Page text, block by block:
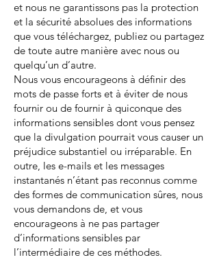
et nous ne garantissons pas la protection
et la sécurité absolues des informations
que vous téléchargez, publiez ou partagez
de toute autre manière avec nous ou
quelqu’un d’autre.
Nous vous encourageons à définir des
mots de passe forts et à éviter de nous
fournir ou de fournir à quiconque des
informations sensibles dont vous pensez
que la divulgation pourrait vous causer un
préjudice substantiel ou irréparable. En
outre, les e-mails et les messages
instantanés n’étant pas reconnus comme
des formes de communication sûres, nous
vous demandons de, et vous
encourageons à ne pas partager
d’informations sensibles par
l’intermédiaire de ces méthodes.